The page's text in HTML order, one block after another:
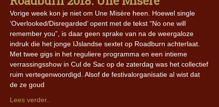
Vorige week kon je niet om Une Misère heen. Hoewel single
‘Overlooked/Disregarded’ opent met de tekst “No one will
remember you”, is daar geen sprake van na de weergaloze
indruk die het jonge IJslandse sextet op Roadburn achterlaat.
Met twee gigs in het reguliere programma en een intieme
verrassingsshow in Cul de Sac op de zaterdag was het collectief
ruim vertegenwoordigd. Alsof de festivalorganisatie al wist dat
de ze goud
Lees verder..